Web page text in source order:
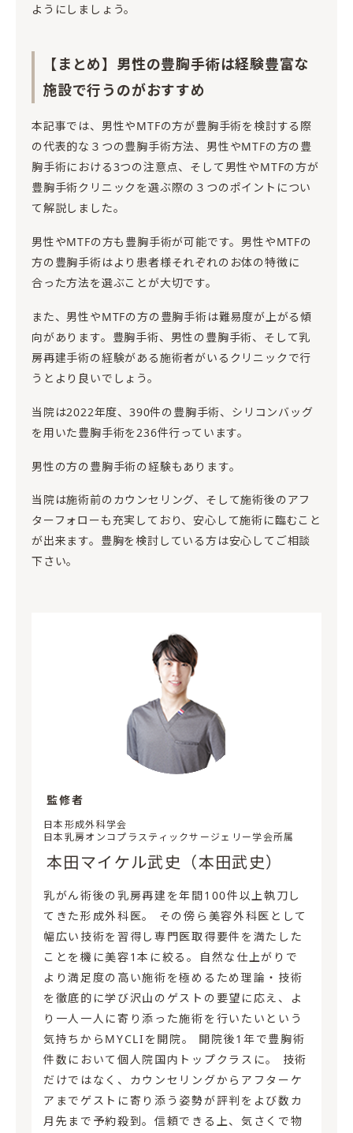
ようにしましょう。
【まとめ】男性の豊胸手術は経験豊富な
施設で行うのがおすすめ
本記事では、男性やMTFの方が豊胸手術を検討する際
の代表的な３つの豊胸手術方法、男性やMTFの方の豊
胸手術における3つの注意点、そして男性やMTFの方が
豊胸手術クリニックを選ぶ際の３つのポイントについ
て解説しました。
男性やMTFの方も豊胸手術が可能です。男性やMTFの
方の豊胸手術はより患者様それぞれのお体の特徴に
合った方法を選ぶことが大切です。
また、男性やMTFの方の豊胸手術は難易度が上がる傾
向があります。豊胸手術、男性の豊胸手術、そして乳
房再建手術の経験がある施術者がいるクリニックで行
うとより良いでしょう。
当院は2022年度、390件の豊胸手術、シリコンバッグ
を用いた豊胸手術を236件行っています。
男性の方の豊胸手術の経験もあります。
当院は施術前のカウンセリング、そして施術後のアフ
ターフォローも充実しており、安心して施術に臨むこと
が出来ます。豊胸を検討している方は安心してご相談
下さい。
監修者
日本形成外科学会
日本乳房オンコプラスティックサージェリー学会所属
本田マイケル武史（本田武史）
乳がん術後の乳房再建を年間100件以上執刀し
てきた形成外科医。 その傍ら美容外科医として
幅広い技術を習得し専門医取得要件を満たした
ことを機に美容1本に絞る。自然な仕上がりで
より満足度の高い施術を極めるため理論・技術
を徹底的に学び沢山のゲストの要望に応え、よ
り一人一人に寄り添った施術を行いたいという
気持ちからMYCLIを開院。 開院後1年で豊胸術
件数において個人院国内トップクラスに。 技術
だけではなく、カウンセリングからアフターケ
アまでゲストに寄り添う姿勢が評判をよび数カ
月先まで予約殺到。信頼できる上、気さくで物